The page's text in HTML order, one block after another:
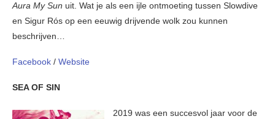
Aura My Sun uit. Wat je als een ijle ontmoeting tussen Slowdive
en Sigur Rós op een eeuwig drijvende wolk zou kunnen
beschrijven…
Facebook / Website
SEA OF SIN
2019 was een succesvol jaar voor de